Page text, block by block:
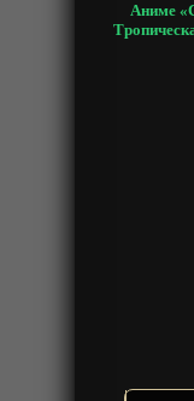
Аниме